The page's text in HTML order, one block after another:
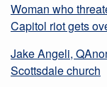
Woman who
Capitol riot gets
Jake Angeli,
Scottsdale church